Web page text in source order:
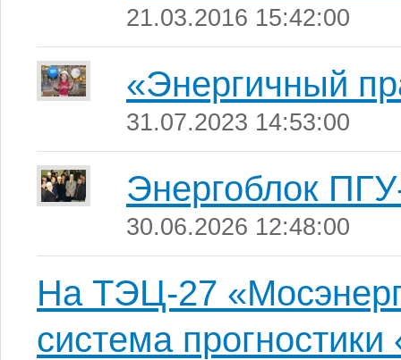
21.03.2016 15:42:00
«Энергичный
31.07.2023 14:53:00
Энергоблок
30.06.2026 12:48:00
На ТЭЦ-27
система